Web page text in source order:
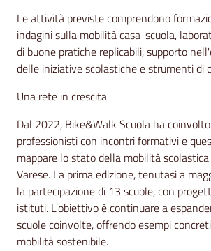
Le attività previste comprendono
indagini sulla mobilità casa-scuola,
di buone pratiche replicabili, supporto
delle iniziative scolastiche e strumenti di
Una rete in crescita
Dal 2022, Bike&Walk Scuola ha
professionisti con incontri formativi e
mappare lo stato della mobilità
Varese. La prima edizione, tenutasi a
la partecipazione di 13 scuole, con
istituti. L'obiettivo è continuare a
scuole coinvolte, offrendo esempi
mobilità sostenibile.